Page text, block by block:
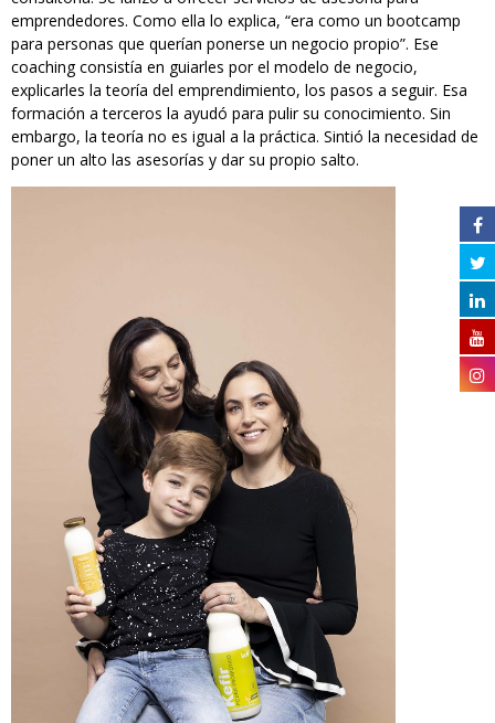
emprendedores. Como ella lo explica, “era como un bootcamp
para personas que querían ponerse un negocio propio”. Ese
coaching consistía en guiarles por el modelo de negocio,
explicarles la teoría del emprendimiento, los pasos a seguir. Esa
formación a terceros la ayudó para pulir su conocimiento. Sin
embargo, la teoría no es igual a la práctica. Sintió la necesidad de
poner un alto las asesorías y dar su propio salto.